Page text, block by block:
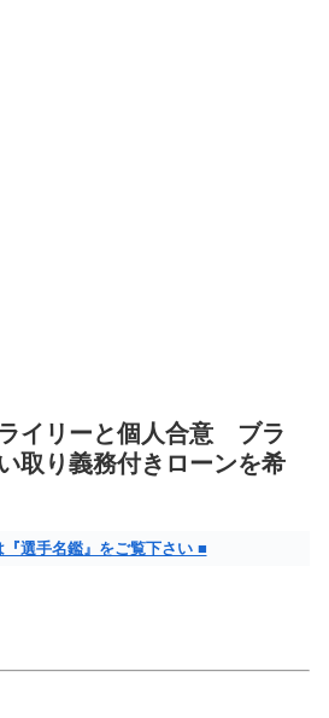
イリーと個人合意 ブラ
取り義務付きローンを希
選手名鑑』をご覧下さい ■